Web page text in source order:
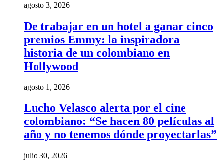
agosto 3, 2026
De trabajar en un hotel a ganar cinco
premios Emmy: la inspiradora
historia de un colombiano en
Hollywood
agosto 1, 2026
Lucho Velasco alerta por el cine
colombiano: “Se hacen 80 películas al
año y no tenemos dónde proyectarlas”
julio 30, 2026